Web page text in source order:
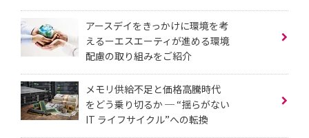
アースデイをきっかけに環境を考
えるーエスエーティが進める環境
配慮の取り組みをご紹介
メモリ供給不足と価格高騰時代
をどう乗り切るか ─ “揺らがない
IT ライフサイクル”への転換